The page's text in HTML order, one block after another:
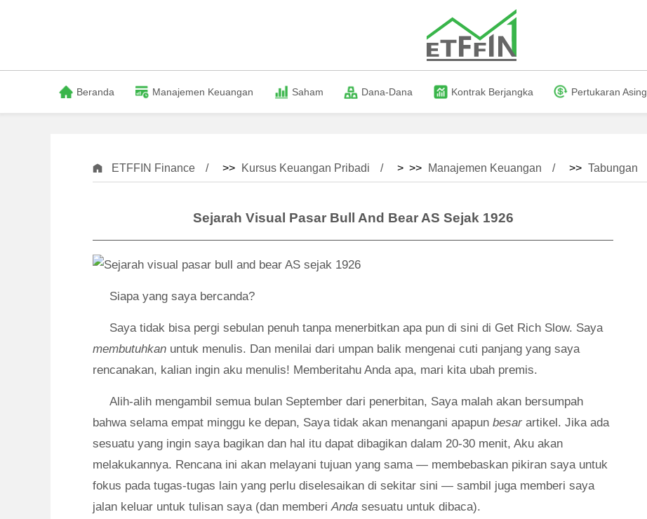
Beranda Manajemen Keuangan Saham Dana-Dana Kontrak Berjangka Pertukaran Asing
ETFFIN Finance >> Kursus Keuangan Pribadi > >> Manajemen Keuangan >> Tabungan
Sejarah Visual Pasar Bull And Bear AS Sejak 1926
Siapa yang saya bercanda?
Saya tidak bisa pergi sebulan penuh tanpa menerbitkan apa pun di sini di Get Rich Slow. Saya
membutuhkan untuk menulis. Dan menilai dari umpan balik mengenai cuti panjang yang saya
rencanakan, kalian ingin aku menulis! Memberitahu Anda apa, mari kita ubah premis.
Alih-alih mengambil semua bulan September dari penerbitan, Saya malah akan bersumpah
bahwa selama empat minggu ke depan, Saya tidak akan menangani apapun besar artikel. Jika ada
sesuatu yang ingin saya bagikan dan hal itu dapat dibagikan dalam 20-30 menit, Aku akan
melakukannya. Rencana ini akan melayani tujuan yang sama — membebaskan pikiran saya untuk
fokus pada tugas-tugas lain yang perlu diselesaikan di sekitar sini — sambil juga memberi saya
jalan keluar untuk tulisan saya (dan memberiAnda sesuatu untuk dibaca).